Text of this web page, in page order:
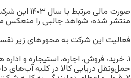
صورت مالی
منتشر شده، شواهد جالبی را منعکس
فعالیت این شرکت به محور‌های زیر
۱. خرید، فروش، اجاره، استیجاره و
حمل‌ونقل دریایی کالا در کلیه آب‌های